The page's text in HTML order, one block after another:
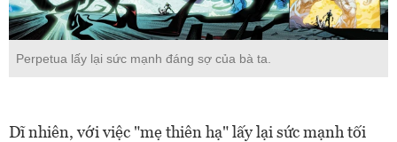
Perpetua lấy lại sức mạnh đáng sợ của bà ta.
Dĩ nhiên, với việc "mẹ thiên hạ" lấy lại sức mạnh tối